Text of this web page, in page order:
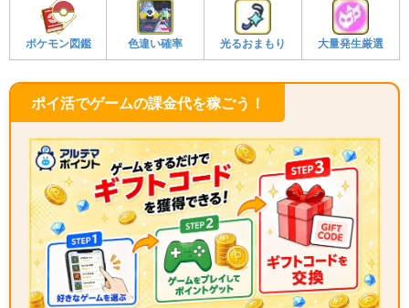
ポケモン図鑑 色違い確率 光るおまもり 大量発生厳選
ポイ活でゲームの課金代を稼ごう！